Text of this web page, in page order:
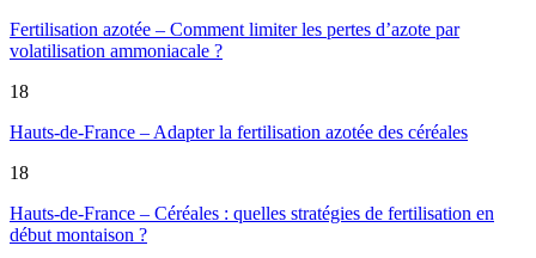
Fertilisation azotée – Comment limiter les pertes d’azote par
volatilisation ammoniacale ?
18
Hauts-de-France – Adapter la fertilisation azotée des céréales
18
Hauts-de-France – Céréales : quelles stratégies de fertilisation en
début montaison ?